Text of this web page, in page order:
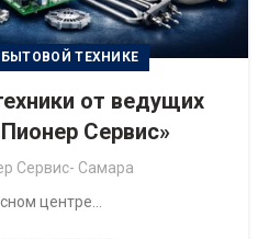
ТЕХНИКЕ
от ведущих
Сервис»
Сервис- Самара
центре...